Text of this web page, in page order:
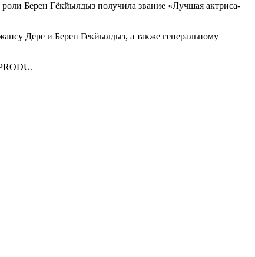
Берен Гёкйылдыз получила звание «Лучшая актриса-
Дере и Берен Гекйылдыз, а также генеральному